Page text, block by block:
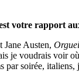
votre rapport
Jane Austen,
je voudrais voir
par soirée,